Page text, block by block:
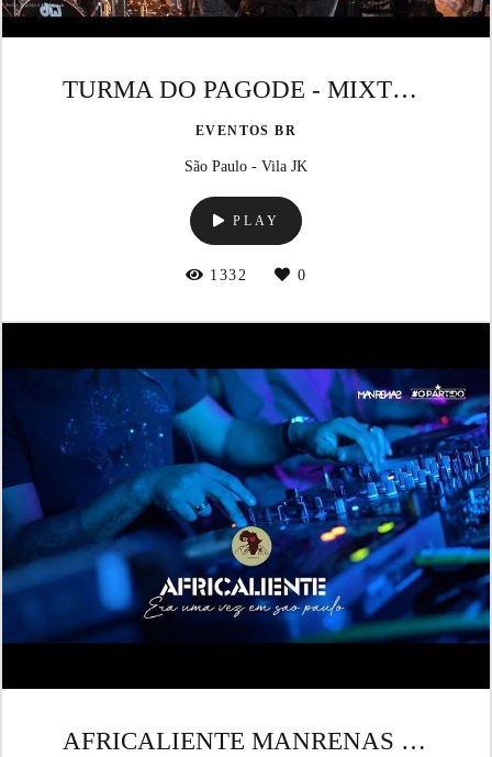
TURMA DO PAGODE - MIXTURADIN (vila JK - São Paulo)
EVENTOS BR
São Paulo - Vila JK
PLAY
1332 0
AFRICALIENTE MANRENAS x FÁBIO DANCE